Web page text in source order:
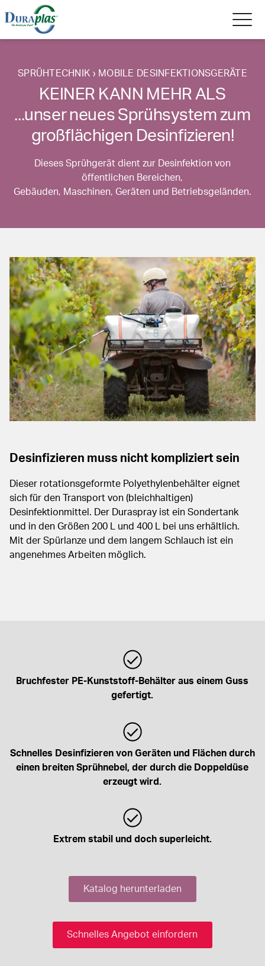
SPRÜHTECHNIK › MOBILE DESINFEKTIONSGERÄTE
KEINER KANN MEHR ALS
...unser neues Sprühsystem zum
großflächigen Desinfizieren!
Dieses Sprühgerät dient zur Desinfektion von
öffentlichen Bereichen,
Gebäuden, Maschinen, Geräten und Betriebsgeländen.
Desinfizieren muss nicht kompliziert sein
Dieser rotationsgeformte Polyethylenbehälter eignet
sich für den Transport von (bleichhaltigen)
Desinfektionmittel. Der Duraspray ist ein Sondertank
und in den Größen 200 L und 400 L bei uns erhältlich.
Mit der Spürlanze und dem langem Schlauch ist ein
angenehmes Arbeiten möglich.
Katalog herunterladen
Schnelles Angebot einfordern
Bruchfester PE-Kunststoff-Behälter aus einem Guss
gefertigt.
Schnelles Desinfizieren von Geräten und Flächen durch
einen breiten Sprühnebel, der durch die Doppeldüse
erzeugt wird.
Extrem stabil und doch superleicht.